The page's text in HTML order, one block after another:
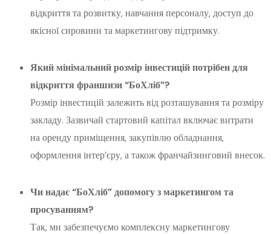
відкриття та розвитку, навчання персоналу, доступ до
якісної сировини та маркетингову підтримку.
Який мінімальний розмір інвестицій потрібен для
відкриття франшизи “БоХліб”?
Розмір інвестицій залежить від розташування та розміру
закладу. Зазвичай стартовий капітал включає витрати
на оренду приміщення, закупівлю обладнання,
оформлення інтер’єру, а також франчайзинговий внесок.
Чи надає “БоХліб” допомогу з маркетингом та
просуванням?
Так, ми забезпечуємо комплексну маркетингову